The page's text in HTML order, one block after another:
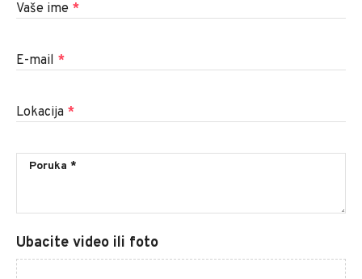
Vaše ime *
E-mail *
Lokacija *
Ubacite video ili foto